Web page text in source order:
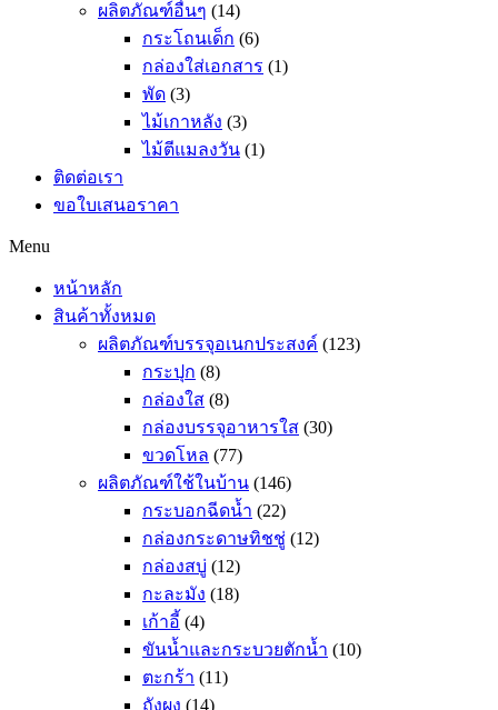
ผลิตภัณฑ์อื่นๆ (14)
กระโถนเด็ก (6)
กล่องใส่เอกสาร (1)
พัด (3)
ไม้เกาหลัง (3)
ไม้ตีแมลงวัน (1)
ติดต่อเรา
ขอใบเสนอราคา
Menu
หน้าหลัก
สินค้าทั้งหมด
ผลิตภัณฑ์บรรจุอเนกประสงค์ (123)
กระปุก (8)
กล่องใส (8)
กล่องบรรจุอาหารใส (30)
ขวดโหล (77)
ผลิตภัณฑ์ใช้ในบ้าน (146)
กระบอกฉีดน้ำ (22)
กล่องกระดาษทิชชู่ (12)
กล่องสบู่ (12)
กะละมัง (18)
เก้าอี้ (4)
ขันน้ำและกระบวยตักน้ำ (10)
ตะกร้า (11)
ถังผง (14)